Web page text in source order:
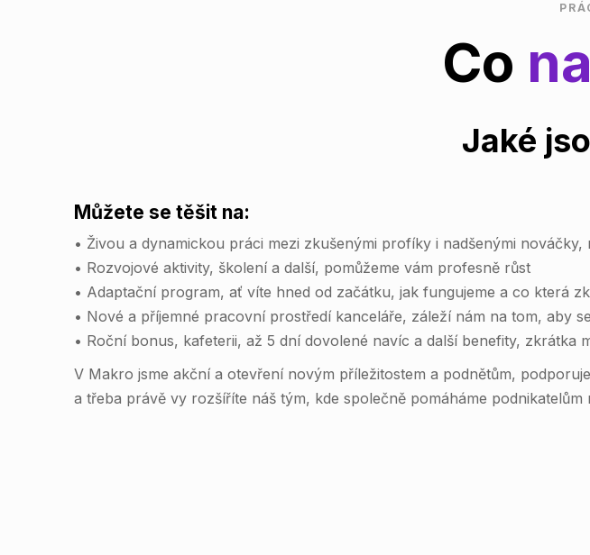
Co
Jaké
Můžete se těšit na:
• Živou a dynamickou práci mezi zkušenými profíky i nadšenými nováčky,
• Rozvojové aktivity, školení a další, pomůžeme vám profesně růst
• Adaptační program, ať víte hned od začátku, jak fungujeme a co která
• Nové a příjemné pracovní prostředí kanceláře, záleží nám na tom, aby
• Roční bonus, kafeterii, až 5 dní dovolené navíc a další benefity, zkrátka
V Makro jsme akční a otevření novým příležitostem a podnětům,
a třeba právě vy rozšíříte náš tým, kde společně pomáháme podnikatelům